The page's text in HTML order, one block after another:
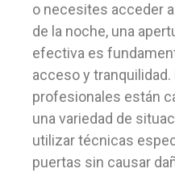
o necesites acceder
de la noche, una
efectiva es
acceso y
profesionales están
una variedad de
utilizar técnicas
puertas sin causar